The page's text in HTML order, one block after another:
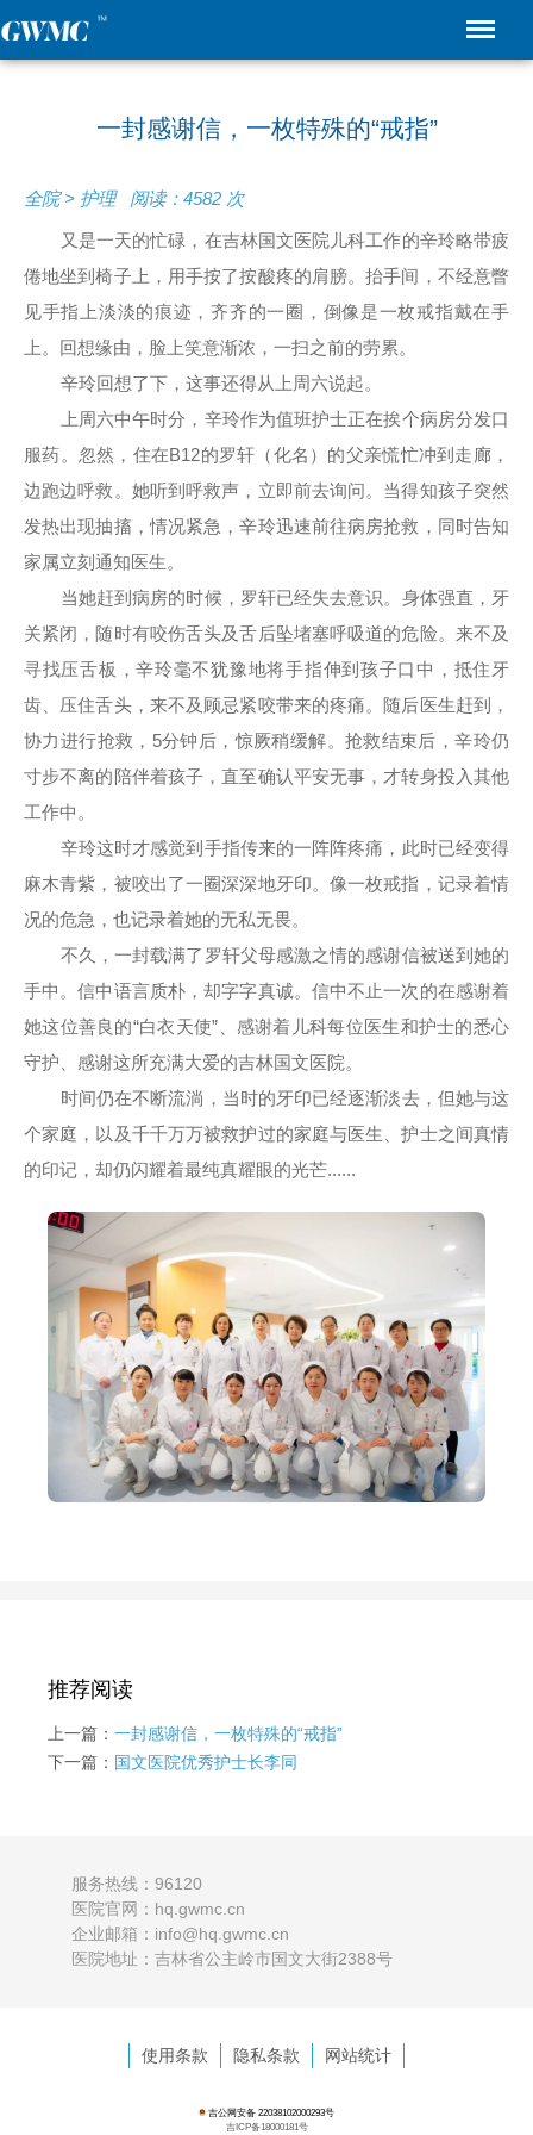
一封感谢信，一枚特殊的“戒指”
全院 > 护理 阅读：4582 次
又是一天的忙碌，在吉林国文医院儿科工作的辛玲略带疲
倦地坐到椅子上，用手按了按酸疼的肩膀。抬手间，不经意瞥
见手指上淡淡的痕迹，齐齐的一圈，倒像是一枚戒指戴在手
上。回想缘由，脸上笑意渐浓，一扫之前的劳累。
辛玲回想了下，这事还得从上周六说起。
上周六中午时分，辛玲作为值班护士正在挨个病房分发口
服药。忽然，住在B12的罗轩（化名）的父亲慌忙冲到走廊，
边跑边呼救。她听到呼救声，立即前去询问。当得知孩子突然
发热出现抽搐，情况紧急，辛玲迅速前往病房抢救，同时告知
家属立刻通知医生。
当她赶到病房的时候，罗轩已经失去意识。身体强直，牙
关紧闭，随时有咬伤舌头及舌后坠堵塞呼吸道的危险。来不及
寻找压舌板，辛玲毫不犹豫地将手指伸到孩子口中，抵住牙
齿、压住舌头，来不及顾忌紧咬带来的疼痛。随后医生赶到，
协力进行抢救，5分钟后，惊厥稍缓解。抢救结束后，辛玲仍
寸步不离的陪伴着孩子，直至确认平安无事，才转身投入其他
工作中。
辛玲这时才感觉到手指传来的一阵阵疼痛，此时已经变得
麻木青紫，被咬出了一圈深深地牙印。像一枚戒指，记录着情
况的危急，也记录着她的无私无畏。
不久，一封载满了罗轩父母感激之情的感谢信被送到她的
手中。信中语言质朴，却字字真诚。信中不止一次的在感谢着
她这位善良的“白衣天使”、感谢着儿科每位医生和护士的悉心
守护、感谢这所充满大爱的吉林国文医院。
时间仍在不断流淌，当时的牙印已经逐渐淡去，但她与这
个家庭，以及千千万万被救护过的家庭与医生、护士之间真情
的印记，却仍闪耀着最纯真耀眼的光芒......
推荐阅读
上一篇： 一封感谢信，一枚特殊的“戒指”
下一篇： 国文医院优秀护士长李同
服务热线：96120
医院官网：hq.gwmc.cn
企业邮箱：info@hq.gwmc.cn
医院地址：吉林省公主岭市国文大街2388号
使用条款 隐私条款 网站统计
吉公网安备 22038102000293号
吉ICP备18000181号